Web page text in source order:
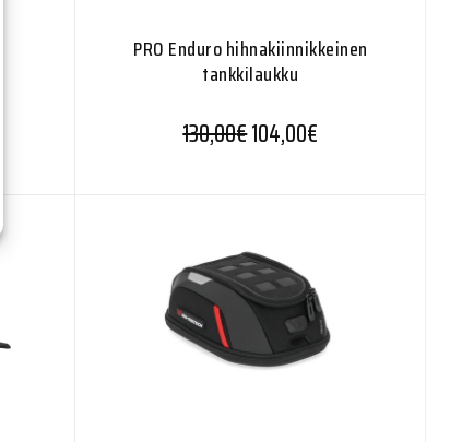
PRO Enduro hihnakiinnikkeinen
tankkilaukku
130,00€104,00€